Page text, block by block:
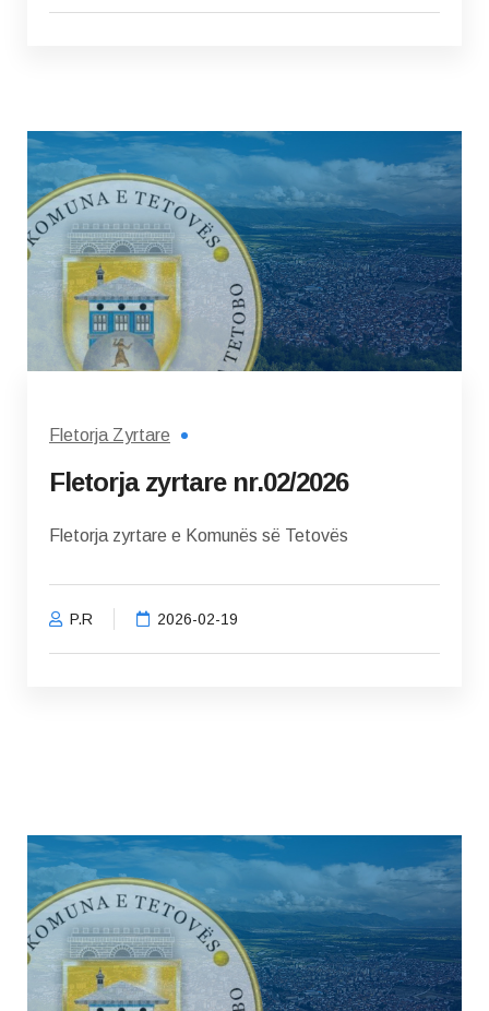
Fletorja Zyrtare
Fletorja zyrtare nr.02/2026
Fletorja zyrtare e Komunës së Tetovës
P.R 2026-02-19